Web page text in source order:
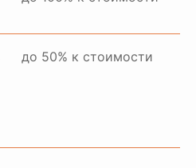
до 50% к стоимости